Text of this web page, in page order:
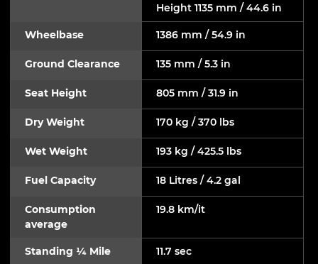
Height 1135 mm / 44.6 in
Wheelbase 1386 mm / 54.9 in
Ground Clearance 135 mm / 5.3 in
Seat Height 805 mm / 31.9 in
Dry Weight 170 kg / 370 lbs
Wet Weight 193 kg / 425.5 lbs
Fuel Capacity 18 Litres / 4.2 gal
Consumption
average
19.8 km/it
Standing ¼ Mile 11.7 sec